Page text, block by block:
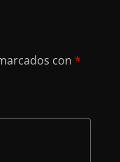
con *